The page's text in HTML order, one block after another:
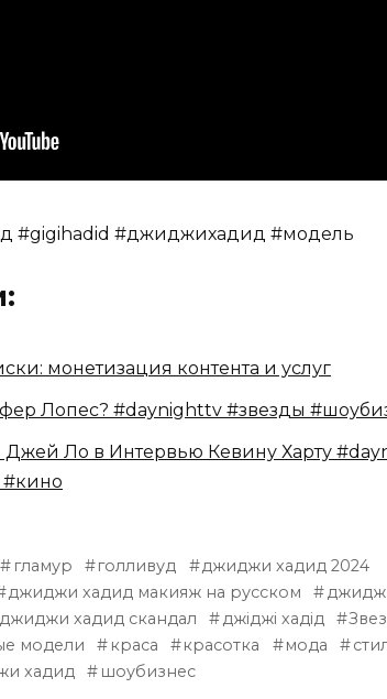
#gigihadid #джиджихадид #модель
монетизация контента и услуг
Лопес? #daynighttv #звезды
Ло в Интервью Кевину Харту
гламур голливуд
джиджи хадид 2024
джиджи хадид макияж на русском
джиджи хадид скандал джіджі хадід
модели краса красотка мода
хадид шоубизнес